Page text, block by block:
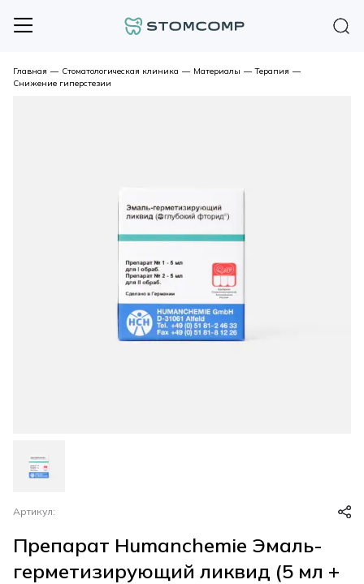
Главная — Стоматологическая клиника — Материалы — Терапия —
Снижение гиперстезии
Артикул:
Препарат Humanchemie Эмаль-
герметизирующий ликвид (5 мл +